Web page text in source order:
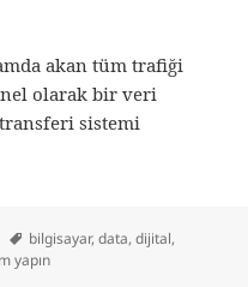
akan tüm trafiği
olarak bir veri
sistemi
Etiketler
bilgisayar,data,dijital,
için
yapın